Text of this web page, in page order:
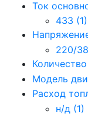
Ток
433 (1)
220/
Модель
Расход
н/д (1)